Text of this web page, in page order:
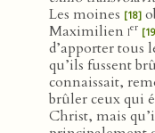
Les moines [18]
Maximilien ier
d’apporter tous
qu’ils fussent
connaissait,
brûler ceux qui
Christ, mais